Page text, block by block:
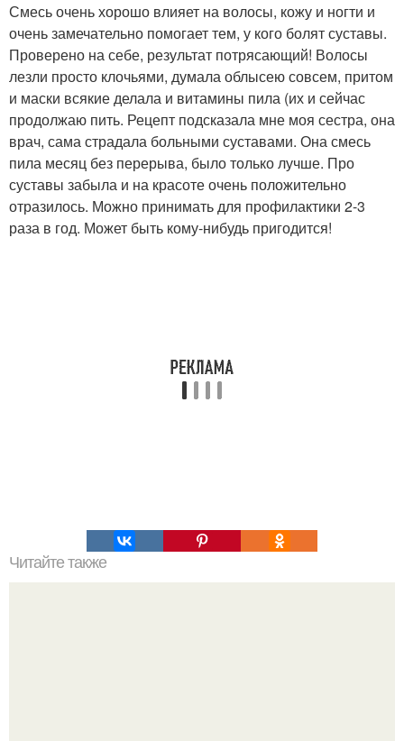
Смесь очень хорошо влияет на волосы, кожу и ногти и
очень замечательно помогает тем, у кого болят суставы.
Проверено на себе, результат потрясающий! Волосы
лезли просто клочьями, думала облысею совсем, притом
и маски всякие делала и витамины пила (их и сейчас
продолжаю пить. Рецепт подсказала мне моя сестра, она
врач, сама страдала больными суставами. Она смесь
пила месяц без перерыва, было только лучше. Про
суставы забыла и на красоте очень положительно
отразилось. Можно принимать для профилактики 2-3
раза в год. Может быть кому-нибудь пригодится!
Читайте также